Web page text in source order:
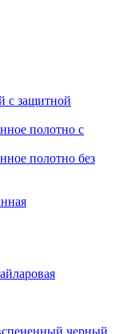
с защитной
полотно с
полотно без
черный